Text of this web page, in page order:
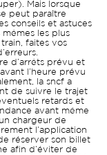
Mais lorsque
peut paraître
conseils et astuces
les plus
faites vos
d’arrêts prévu et
l’heure prévu
la sncf a
de suivre le trajet
retards et
avant même
chargeur de
l’application
réserver son billet
afin d’éviter de